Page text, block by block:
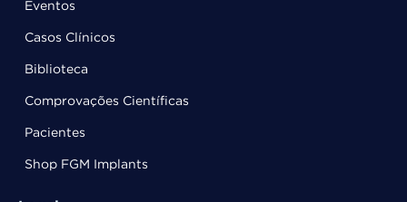
Eventos
Casos Clínicos
Biblioteca
Comprovações Científicas
Pacientes
Shop FGM Implants